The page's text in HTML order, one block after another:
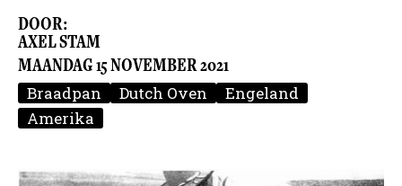
DOOR:
AXEL STAM
MAANDAG15NOVEMBER2021
Braadpan Dutch Oven
Engeland
Amerika